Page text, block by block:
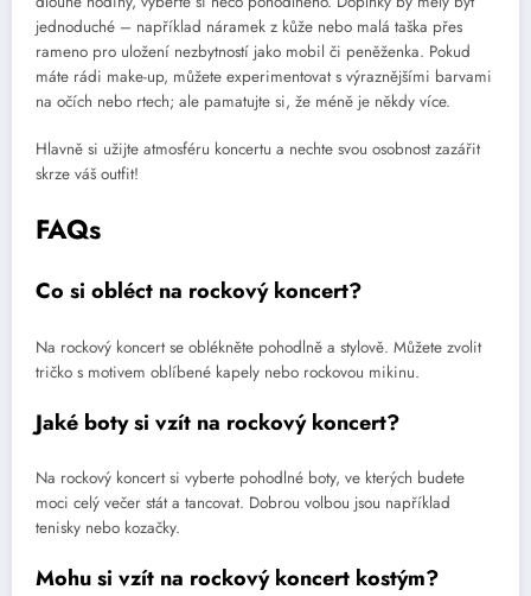
jednoduché – například náramek z kůže nebo malá taška přes
rameno pro uložení nezbytností jako mobil či peněženka. Pokud
máte rádi make-up, můžete experimentovat s výraznějšími barvami
na očích nebo rtech; ale pamatujte si, že méně je někdy více.
Hlavně si užijte atmosféru koncertu a nechte svou osobnost zazářit
skrze váš outfit!
FAQs
Co si obléct na rockový koncert?
Na rockový koncert se oblékněte pohodlně a stylově. Můžete zvolit
tričko s motivem oblíbené kapely nebo rockovou mikinu.
Jaké boty si vzít na rockový koncert?
Na rockový koncert si vyberte pohodlné boty, ve kterých budete
moci celý večer stát a tancovat. Dobrou volbou jsou například
tenisky nebo kozačky.
Mohu si vzít na rockový koncert kostým?